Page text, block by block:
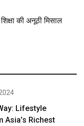
की अनूठी मिसाल
Lifestyle
Asia’s Richest